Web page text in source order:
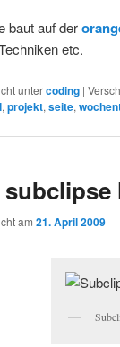
baut auf der
etc.
untercoding |
, projekt, seite,
am 21. April 2009